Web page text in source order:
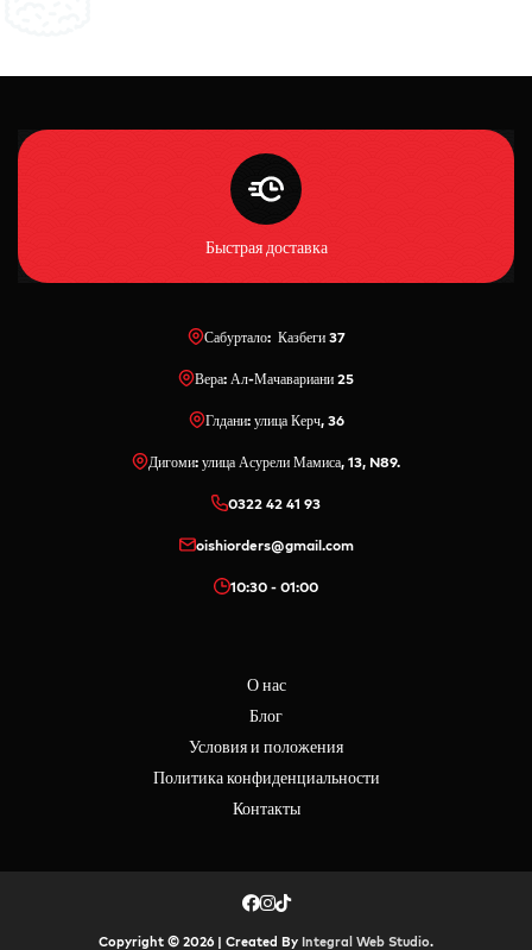
Быстрая доставка
Сабуртало: Казбеги 37
Вера: Ал-Мачавариани 25
Глдани: улица Керч, 36
Дигоми: улица Асурели Мамиса, 13, N89.
0322 42 41 93
oishiorders@gmail.com
10:30 - 01:00
О нас
Блог
Условия и положения
Политика конфиденциальности
Контакты
Copyright © 2026 | Created By Integral Web Studio.